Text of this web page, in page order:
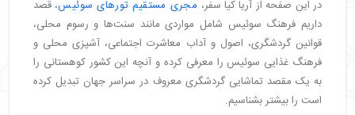
・فرهنگ گردشگری در سوئیس
・ فرهنگ کار در سوئیس
・فرهنگ رانندگی در سوئیس
・ازدواج‌ کردن در فرهنگ سوئیسی‌ ها
・طنز و شوخ طبعی در فرهنگ سوئیس
・ زبان های مختلف سوئیس
در این صفحه از آریا کیا سفر، مجری مستقیم تورهای سوئیس، قصد
داریم فرهنگ سوئیس شامل مواردی مانند سنت‌ها و رسوم محلی،
قوانین گردشگری، اصول و آداب معاشرت اجتماعی، آشپزی محلی و
فرهنگ غذایی سوئیس را معرفی کرده و آنچه این کشور کوهستانی را
به یک مقصد تماشایی گردشگری معروف در سراسر جهان تبدیل کرده
است را بیشتر بشناسیم.